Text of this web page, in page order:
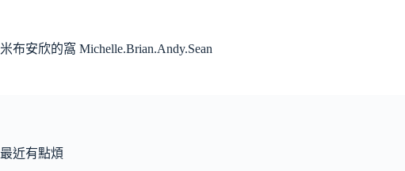
主
米布安欣的窩 Michelle.Brian.Andy.Sean
最近有點煩